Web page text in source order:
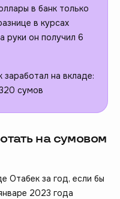
в банк только
в курсах
руки он получил 6
на вкладе:
сумов
на сумовом
Отабек за год, если бы
2023 года